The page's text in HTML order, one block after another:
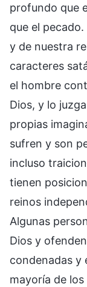
profundo que
que el
y de nuestra
caracteres
el hombre
Dios, y lo
propias
sufren y son
incluso
tienen
reinos
Algunas
Dios y
condenadas y
mayoría de